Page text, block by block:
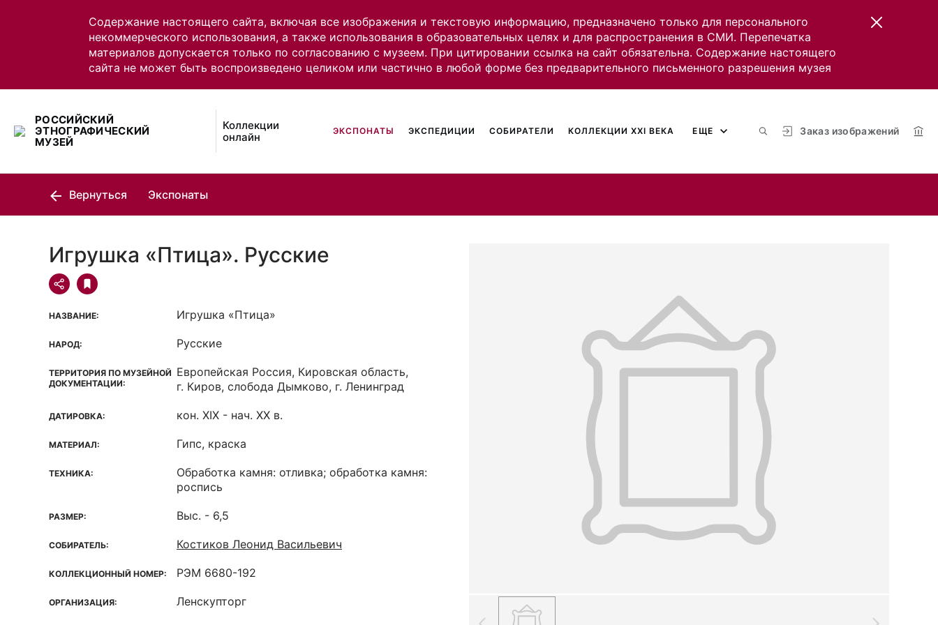
Содержание настоящего сайта, включая все изображения и текстовую информацию, предназначено только для персонального
некоммерческого использования, а также использования в образовательных целях и для распространения в СМИ. Перепечатка
материалов допускается только по согласованию с музеем. При цитировании ссылка на сайт обязательна. Содержание настоящего
сайта не может быть воспроизведено целиком или частично в любой форме без предварительного письменного разрешения музея
РОССИЙСКИЙ
ЭТНОГРАФИЧЕСКИЙ
МУЗЕЙ
Коллекции
онлайн
Заказ изображений
ЭКСПОНАТЫ ЭКСПЕДИЦИИ СОБИРАТЕЛИ КОЛЛЕКЦИИ XXI ВЕКА ЕЩЕ
Вернуться Экспонаты
Игрушка «Птица». Русские
НАЗВАНИЕ: Игрушка «Птица»
НАРОД: Русские
ТЕРРИТОРИЯ ПО МУЗЕЙНОЙ
ДОКУМЕНТАЦИИ:
Европейская Россия, Кировская область,
г. Киров, слобода Дымково, г. Ленинград
ДАТИРОВКА: кон. XIX - нач. ХХ в.
МАТЕРИАЛ: Гипс, краска
ТЕХНИКА:
Обработка камня: отливка; обработка камня:
роспись
РАЗМЕР: Выс. - 6,5
СОБИРАТЕЛЬ: Костиков Леонид Васильевич
КОЛЛЕКЦИОННЫЙ НОМЕР: РЭМ 6680-192
ОРГАНИЗАЦИЯ: Ленскупторг